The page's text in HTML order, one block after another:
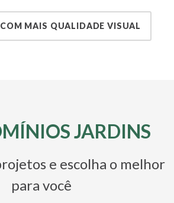
MAIS QUALIDADE VISUAL
JARDINS
e escolha o melhor
para você